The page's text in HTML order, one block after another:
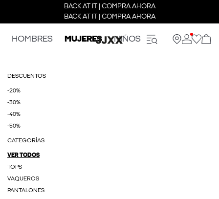
BACK AT IT | COMPRA AHORA
BACK AT IT | COMPRA AHORA
HOMBRES MUJERES NIÑOS
DESCUENTOS
-20%
-30%
-40%
-50%
CATEGORÍAS
VER TODOS
TOPS
VAQUEROS
PANTALONES